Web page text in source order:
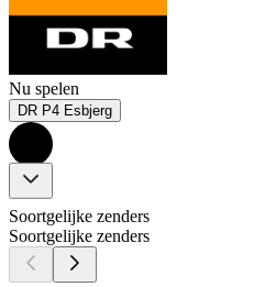
Nu spelen
DR P4 Esbjerg
Soortgelijke zenders
Soortgelijke zenders